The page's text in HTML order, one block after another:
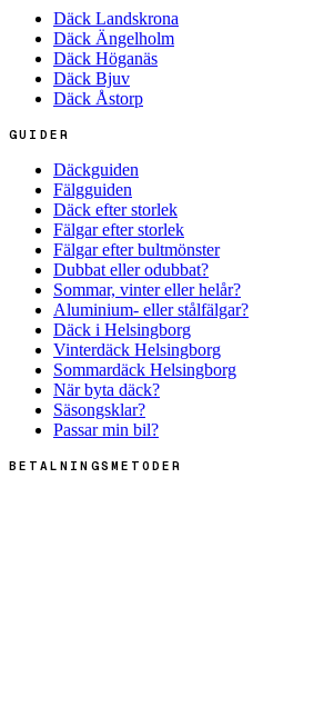
Däck Landskrona
Däck Ängelholm
Däck Höganäs
Däck Bjuv
Däck Åstorp
GUIDER
Däckguiden
Fälgguiden
Däck efter storlek
Fälgar efter storlek
Fälgar efter bultmönster
Dubbat eller odubbat?
Sommar, vinter eller helår?
Aluminium- eller stålfälgar?
Däck i Helsingborg
Vinterdäck Helsingborg
Sommardäck Helsingborg
När byta däck?
Säsongsklar?
Passar min bil?
BETALNINGSMETODER